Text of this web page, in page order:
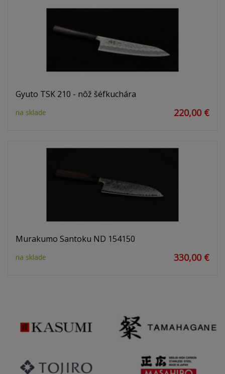
Gyuto TSK 210 - nôž šéfkuchára
na sklade 220,00 €
Murakumo Santoku ND 154150
na sklade 330,00 €